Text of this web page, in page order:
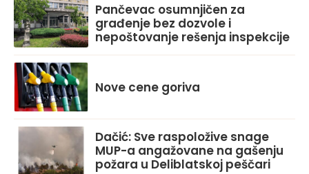
Pančevac osumnjičen za
građenje bez dozvole i
nepoštovanje rešenja inspekcije
Nove cene goriva
Dačić: Sve raspoložive snage
MUP-a angažovane na gašenju
požara u Deliblatskoj peščari